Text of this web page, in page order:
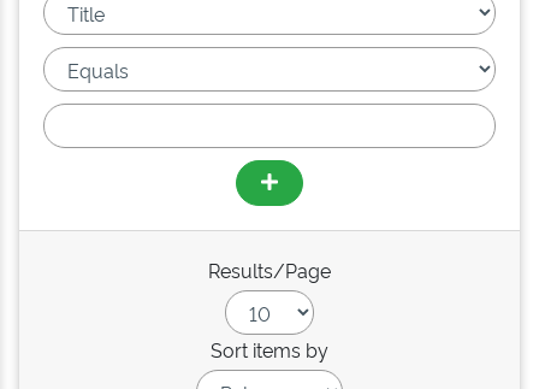
Results/Page
Sort items by